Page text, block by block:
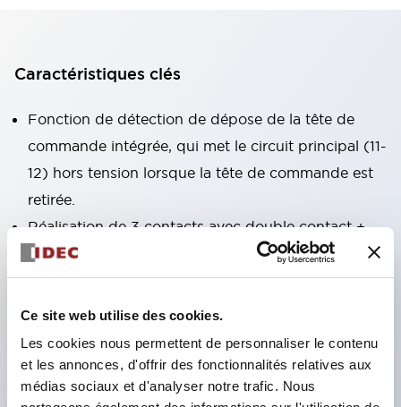
Ce site web utilise des cookies.
Les cookies nous permettent de personnaliser le contenu
et les annonces, d'offrir des fonctionnalités relatives aux
médias sociaux et d'analyser notre trafic. Nous
Caractéristiques clés
Fonction de détection de dépose de la tête de
commande intégrée, qui met le circuit principal (11-
12) hors tension lorsque la tête de commande est
retirée.
Réalisation de 3 contacts avec double contact +
contact de surveillance, de la même taille que le
type à 2 contacts (modèle HS5B).
Format compact pouvant être installé dans des
espaces restreints. (30×30×91 mm)
L'actionneur est compatible avec les modèles
HS5B/5E.